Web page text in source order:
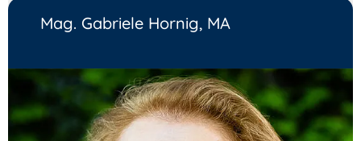
Mag. Gabriele Hornig, MA